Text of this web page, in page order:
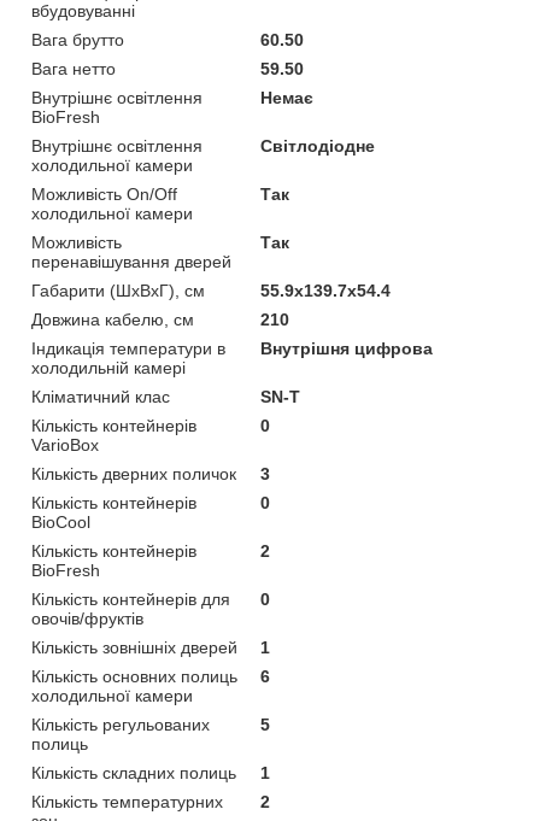
вбудовуванні
Вага брутто
60.50
Вага нетто
59.50
Внутрішнє освітлення
BioFresh
Немає
Внутрішнє освітлення
холодильної камери
Світлодіодне
Можливість On/Off
холодильної камери
Так
Можливість
перенавішування дверей
Так
Габарити (ШхВхГ), см
55.9x139.7x54.4
Довжина кабелю, см
210
Індикація температури в
холодильній камері
Внутрішня цифрова
Кліматичний клас
SN-T
Кількість контейнерів
VarioBox
0
Кількість дверних поличок
3
Кількість контейнерів
BioCool
0
Кількість контейнерів
BioFresh
2
Кількість контейнерів для
овочів/фруктів
0
Кількість зовнішніх дверей
1
Кількість основних полиць
холодильної камери
6
Кількість регульованих
полиць
5
Кількість складних полиць
1
Кількість температурних
2